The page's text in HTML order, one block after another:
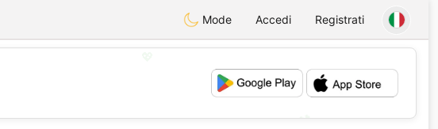
Mode Accedi Registrati